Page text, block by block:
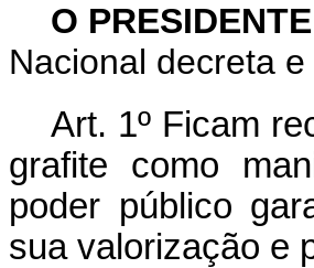
O
Nacional decreta
Art. 1º Ficam
grafite como
poder público
sua valorização e